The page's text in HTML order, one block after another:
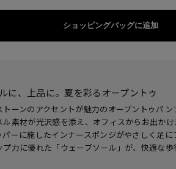
ショッピングバッグに追加
に、上品に。夏を彩るオープントゥ
トーンのアクセントが魅力のオープントゥパ
ル素材が光沢感を添え、オフィスからお出か
パーに施したインナースポンジがやさしく足
プ力に優れた「ウェーブソール」が、快適な